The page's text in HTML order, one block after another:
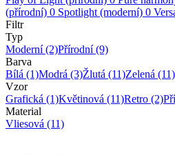
(přírodní) 0 Spotlight (moderní) 0
Filtr
Typ
Moderní(2)Přírodní(9)
Barva
Bílá (1)Modrá (3)Žlutá (11)Zelená (11)
Vzor
Grafická (1)Květinová (11)Retro (2)
Material
Vliesová (11)